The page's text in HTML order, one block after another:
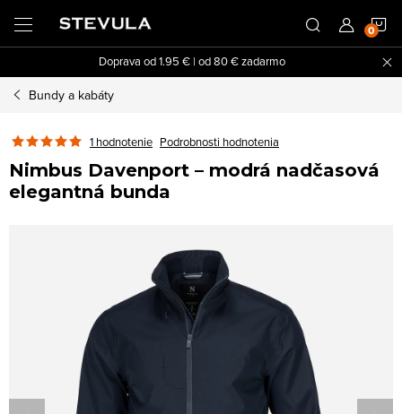
obsah
Doprava od 1.95 € | od 80 € zadarmo
Bundy a kabáty
1 hodnotenie Podrobnosti hodnotenia
Nimbus Davenport – modrá nadčasová
elegantná bunda